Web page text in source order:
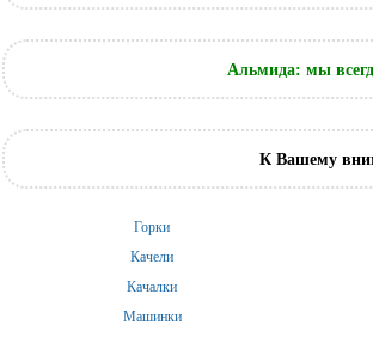
Альмида: мы
К Вашему
Горки
Качели
Качалки
Машинки